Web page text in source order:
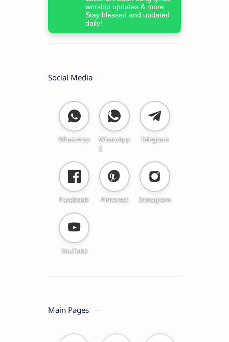
worship updates & more.
Stay blessed and updated
daily!
Social Media
WhatsApp
WhatsApp
2
Telegram
Facebook Pinterest Instagram
YouTube
Main Pages